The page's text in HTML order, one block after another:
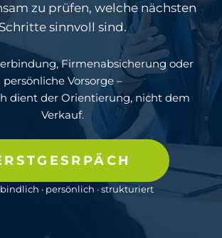
zu prüfen, welche nächsten
Schritte sinnvoll sind.
Firmenabsicherung oder
persönliche Vorsorge –
dient der Orientierung, nicht dem
Verkauf.
· persönlich · strukturiert